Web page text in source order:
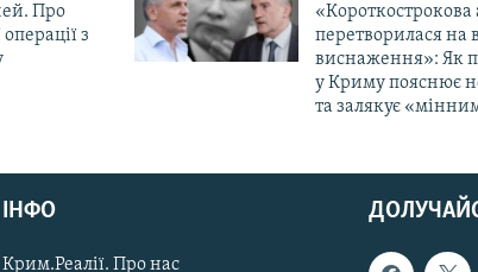
Про
з
«Короткострокова
перетворилася на
виснаження»: Як
у Криму пояснює
та залякує
ІНФО
Крим.Реалії. Про нас